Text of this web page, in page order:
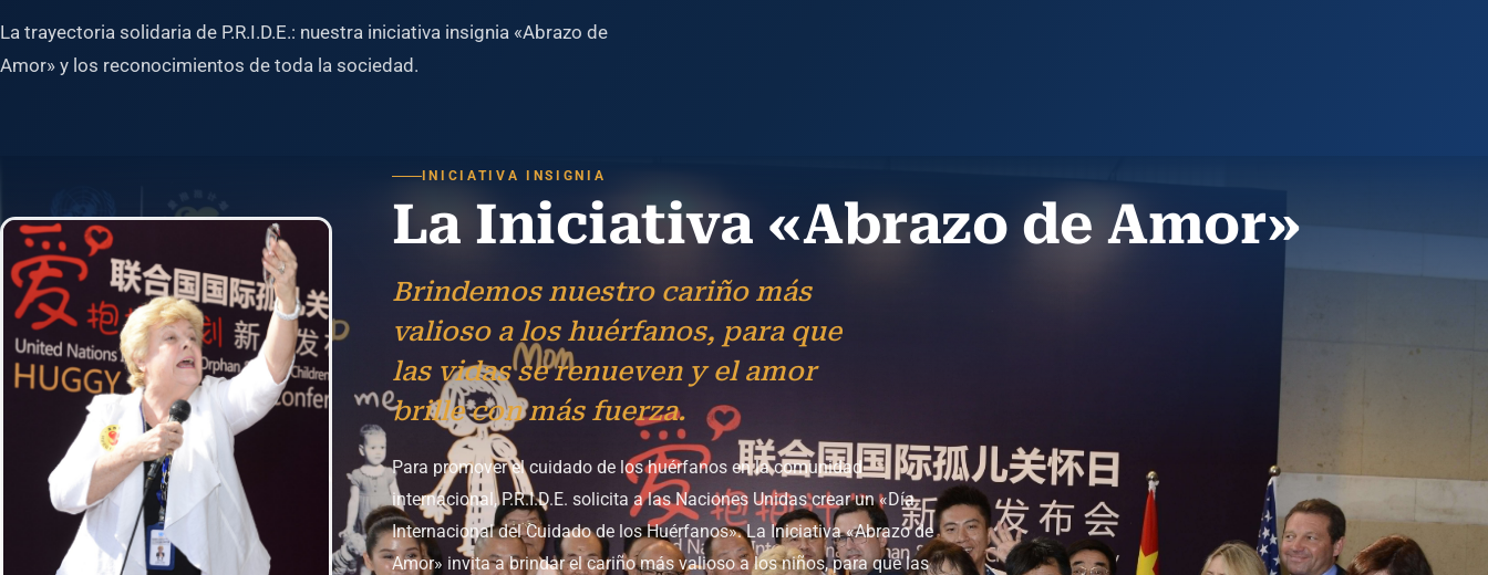
La trayectoria solidaria de P.R.I.D.E.: nuestra iniciativa insignia «Abrazo de
Amor» y los reconocimientos de toda la sociedad.
INICIATIVA INSIGNIA
La Iniciativa «Abrazo de Amor»
Brindemos nuestro cariño más
valioso a los huérfanos, para que
las vidas se renueven y el amor
brille con más fuerza.
Para promover el cuidado de los huérfanos en la comunidad
internacional, P.R.I.D.E. solicita a las Naciones Unidas crear un «Día
Internacional del Cuidado de los Huérfanos». La Iniciativa «Abrazo de
Amor» invita a brindar el cariño más valioso a los niños, para que las